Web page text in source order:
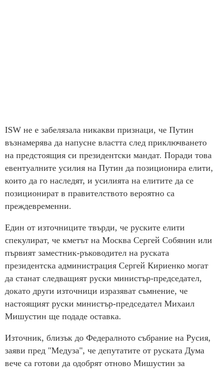
ISW не е забелязала никакви признаци, че Путин
възнамерява да напусне властта след приключването
на предстоящия си президентски мандат. Поради това
евентуалните усилия на Путин да позиционира елити,
които да го наследят, и усилията на елитите да се
позиционират в правителството вероятно са
преждевременни.
Един от източниците твърди, че руските елити
спекулират, че кметът на Москва Сергей Собянин или
първият заместник-ръководител на руската
президентска администрация Сергей Кириенко могат
да станат следващият руски министър-председател,
докато други източници изразяват съмнение, че
настоящият руски министър-председател Михаил
Мишустин ще подаде оставка.
Източник, близък до Федералното събрание на Русия,
заяви пред "Медуза", че депутатите от руската Дума
вече са готови да одобрят отново Мишустин за